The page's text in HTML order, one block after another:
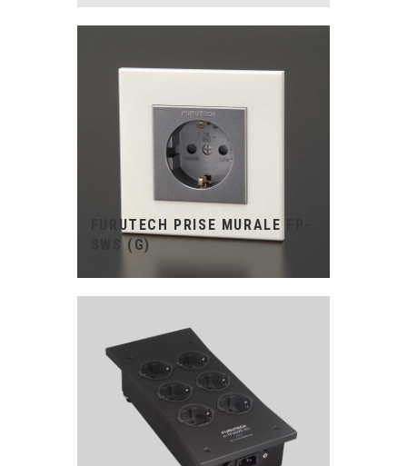
FURUTECH PRISE MURALE FP-
SWS (G)